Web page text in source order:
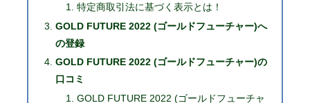
特定商取引法に基づく表示とは！
GOLD FUTURE 2022 (ゴールドフューチャー)へ
の登録
GOLD FUTURE 2022 (ゴールドフューチャー)の
口コミ
GOLD FUTURE 2022 (ゴールドフューチャ